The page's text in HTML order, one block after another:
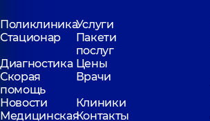
для всей семьи на
Святошино
Поликлиника
Святошинская, 3-Б, г.
Киев
ПоликлиникаУслуги
Стационар
Пакети
послуг
Диагностика Цены
Скорая
помощь
Врачи
Новости
Клиники
МедицинскаяКонтакты